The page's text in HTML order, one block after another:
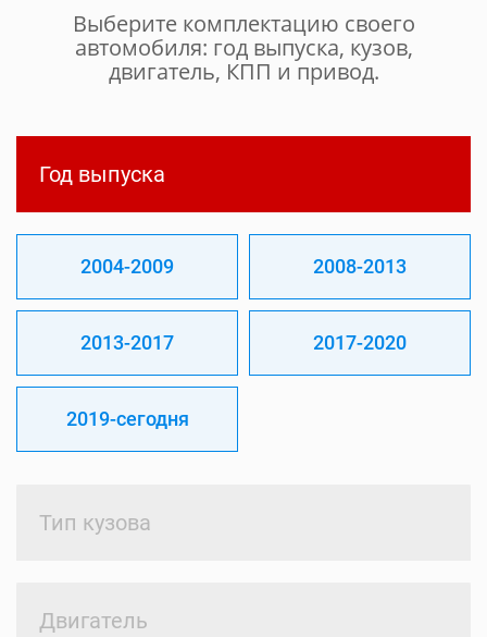
Выберите комплектацию своего
автомобиля: год выпуска, кузов,
двигатель, КПП и привод.
Год выпуска
2004-2009 2008-2013
2013-2017 2017-2020
2019-сегодня
Тип кузова
Двигатель